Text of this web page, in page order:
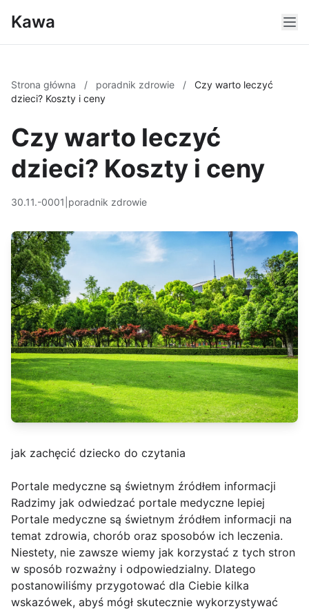
Kawa
Strona główna / poradnik zdrowie /
Czy warto leczyć
dzieci? Koszty i ceny
Czy warto leczyć
dzieci? Koszty i ceny
30.11.-0001 poradnik zdrowie
jak zachęcić dziecko do czytania
Portale medyczne są świetnym źródłem informacji
Radzimy jak odwiedzać portale medyczne lepiej
Portale medyczne są świetnym źródłem informacji na
temat zdrowia, chorób oraz sposobów ich leczenia.
Niestety, nie zawsze wiemy jak korzystać z tych stron
w sposób rozważny i odpowiedzialny. Dlatego
postanowiliśmy przygotować dla Ciebie kilka
wskazówek, abyś mógł skutecznie wykorzystywać